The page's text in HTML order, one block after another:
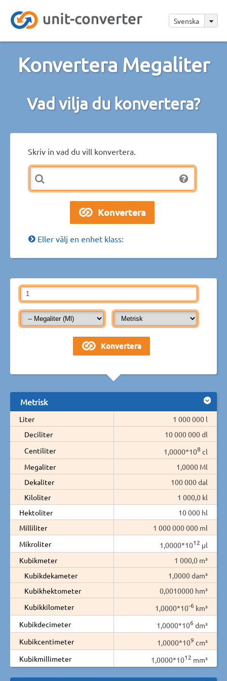
Svenska
Konvertera Megaliter
Vad vilja du konvertera?
Skriv in vad du vill konvertera.
Eller välj en enhet klass:
Metrisk
Liter
1 000 000 l
Deciliter
10 000 000 dl
Centiliter
1,0000*108 cl
Megaliter
1,0000 Ml
Dekaliter
100 000 dal
Kiloliter
1 000,0 kl
Hektoliter
10 000 hl
Milliliter
1 000 000 000 ml
Mikroliter
1,0000*1012 µl
Kubikmeter
1 000,0 m³
Kubikdekameter
1,0000 dam³
Kubikhektometer
0,0010000 hm³
Kubikkilometer
1,0000*10-6 km³
Kubikdecimeter
1,0000*106 dm³
Kubikcentimeter
1,0000*109 cm³
Kubikmillimeter
1,0000*1012 mm³